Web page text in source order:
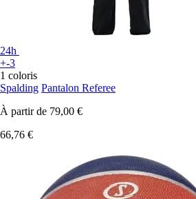
24h
+-3
1 coloris
Spalding Pantalon Referee
À partir de 79,00 €
66,76 €